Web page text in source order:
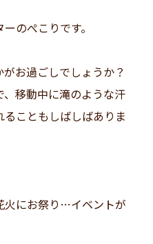
のぺこりです。
お過ごしでしょうか？
移動中に滝のような汗
こともしばしばありま
にお祭り…イベントが